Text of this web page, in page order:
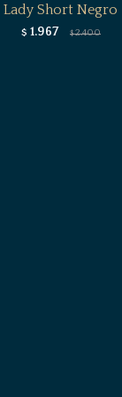
Lady Short Negro
$ 1.967 $ 2.400